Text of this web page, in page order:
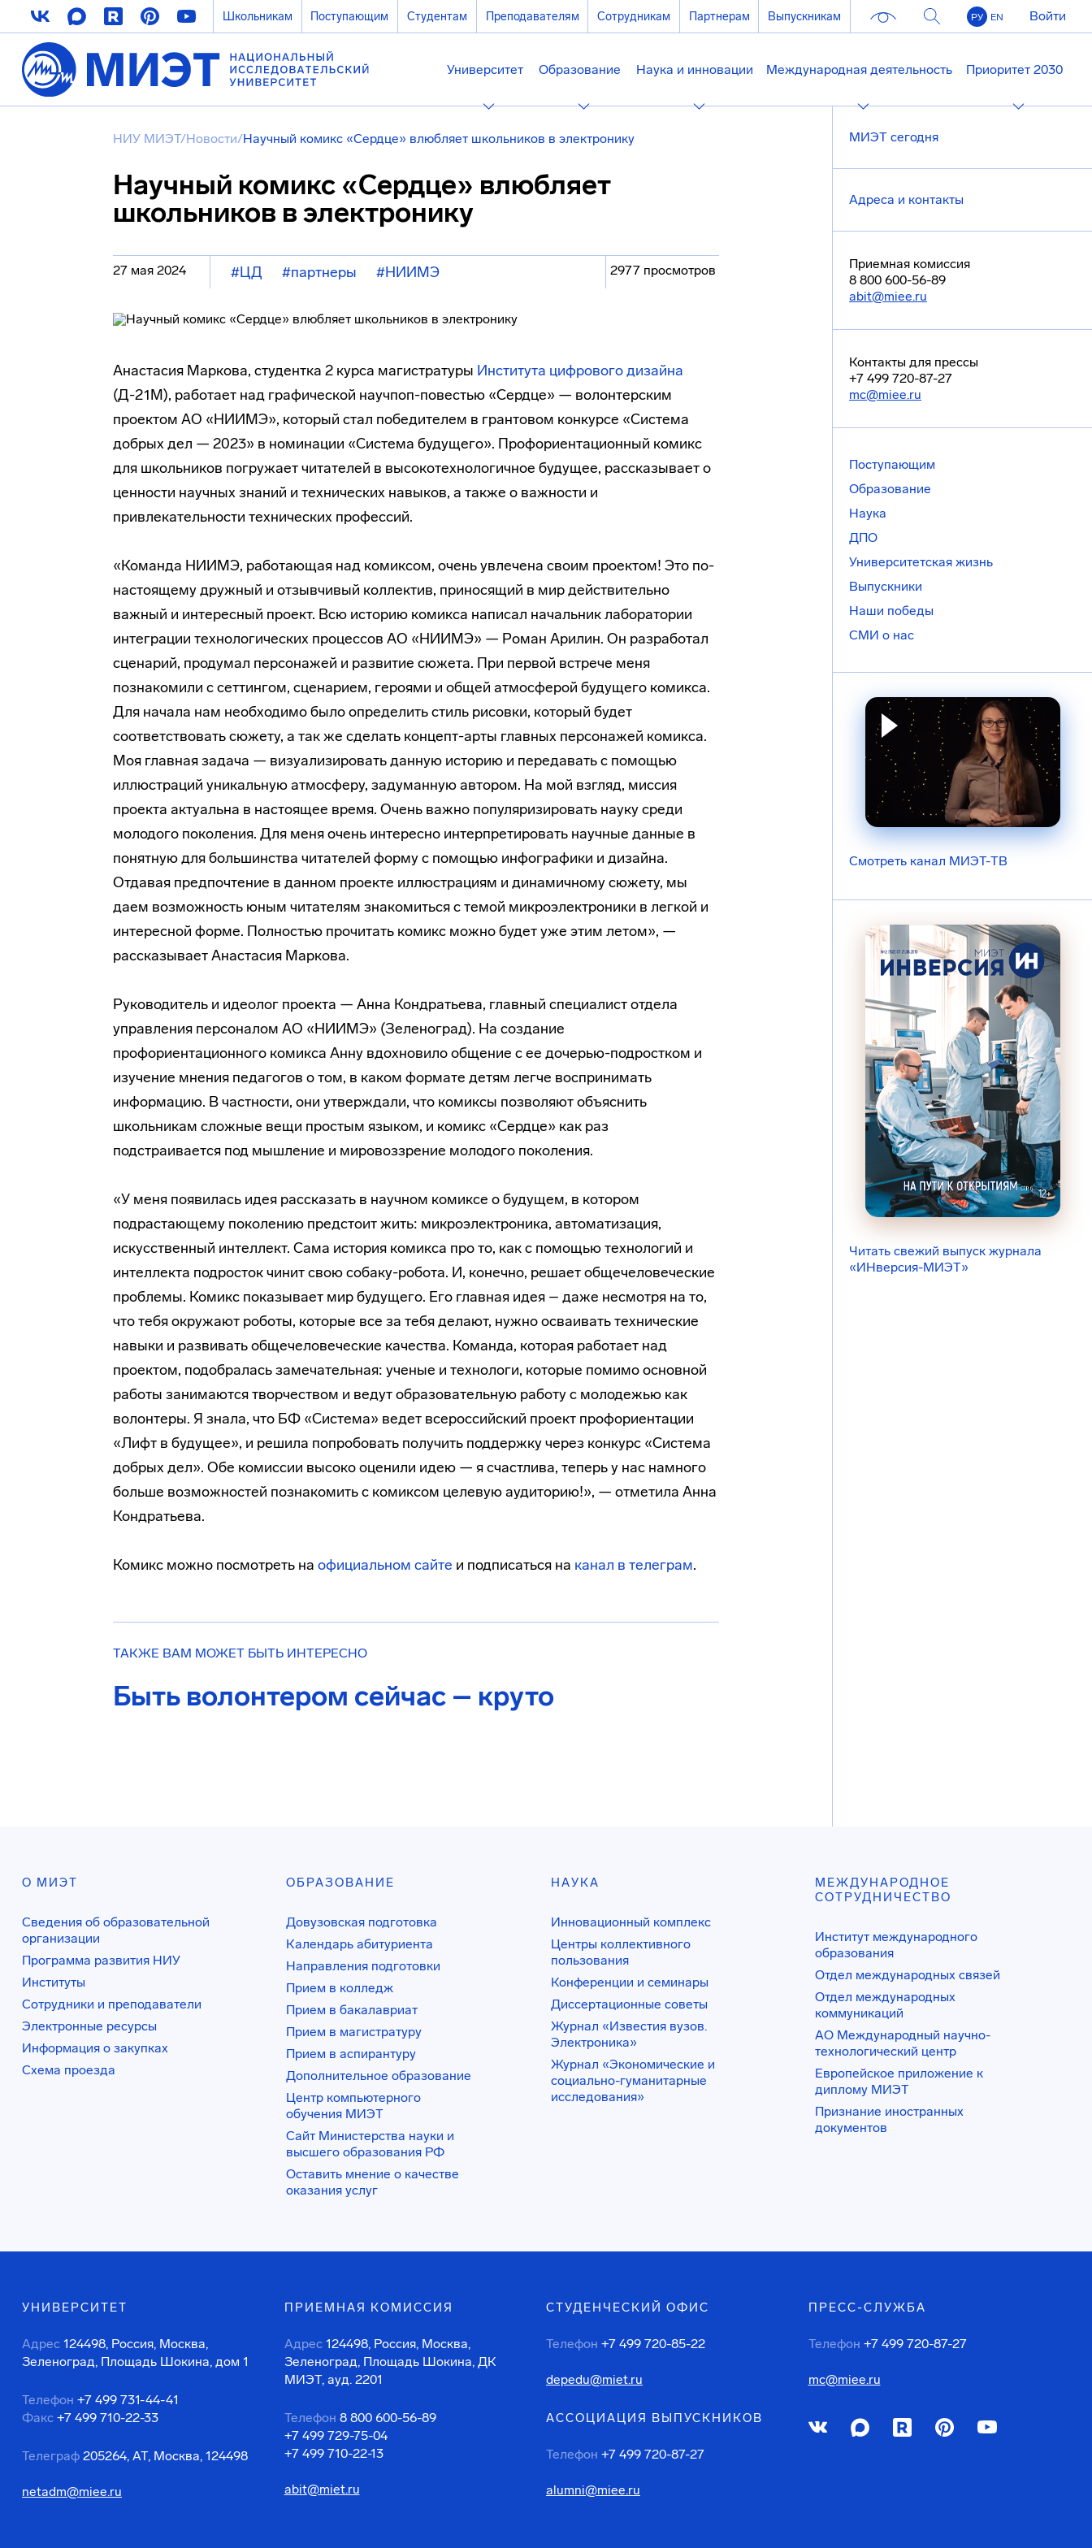
Школьникам Поступающим Студентам Преподавателям Сотрудникам Партнерам Выпускникам РУ EN Войти
Университет Образование Наука и инновации Международная деятельность Приоритет 2030
НИУ МИЭТ/Новости/Научный комикс «Сердце» влюбляет школьников в электронику
Научный комикс «Сердце» влюбляет
школьников в электронику
27 мая 2024 #ЦД #партнеры #НИИМЭ 2977 просмотров
Анастасия Маркова, студентка 2 курса магистратуры Института цифрового дизайна
(Д-21М), работает над графической научпоп-­повестью «Сердце» — волонтерским
проектом АО «НИИМЭ», который стал победителем в грантовом конкурсе «Система
добрых дел — 2023» в номинации «Система будущего». Профориентационный комикс
для школьников погружает читателей в высокотехнологичное будущее, рассказывает о
ценности научных знаний и технических навыков, а также о важности и
привлекательности технических профессий.
«Команда НИИМЭ, работающая над комиксом, очень увлечена своим проектом! Это по-
настоящему дружный и отзывчивый коллектив, приносящий в мир действительно
важный и интересный проект. Всю историю комикса написал начальник лаборатории
интеграции технологических процессов АО «НИИМЭ» — Роман Арилин. Он разработал
сценарий, продумал персонажей и развитие сюжета. При первой встрече меня
познакомили с сеттингом, сценарием, героями и общей атмосферой будущего комикса.
Для начала нам необходимо было определить стиль рисовки, который будет
соответствовать сюжету, а так же сделать концепт-арты главных персонажей комикса.
Моя главная задача — визуализировать данную историю и передавать с помощью
иллюстраций уникальную атмосферу, задуманную автором. На мой взгляд, миссия
проекта актуальна в настоящее время. Очень важно популяризировать науку среди
молодого поколения. Для меня очень интересно интерпретировать научные данные в
понятную для большинства читателей форму с помощью инфографики и дизайна.
Отдавая предпочтение в данном проекте иллюстрациям и динамичному сюжету, мы
даем возможность юным читателям знакомиться с темой микроэлектроники в легкой и
интересной форме. Полностью прочитать комикс можно будет уже этим летом», —
рассказывает Анастасия Маркова.
Руководитель и идеолог проекта — Анна Кондратьева, главный специалист отдела
управления персоналом АО «НИИМЭ» (Зеленоград). На создание
профориентационного комикса Анну вдохновило общение с ее дочерью-­подростком и
изучение мнения педагогов о том, в каком формате детям легче воспринимать
информацию. В частности, они утверждали, что комиксы позволяют объяснить
школьникам сложные вещи простым языком, и комикс «Сердце» как раз
подстраивается под мышление и мировоззрение молодого поколения.
«У меня появилась идея рассказать в научном комиксе о будущем, в котором
подрастающему поколению предстоит жить: микроэлектроника, автоматизация,
искусственный интеллект. Сама история комикса про то, как с помощью технологий и
интеллекта подросток чинит свою собаку-робота. И, конечно, решает общечеловеческие
проблемы. Комикс показывает мир будущего. Его главная идея – даже несмотря на то,
что тебя окружают роботы, которые все за тебя делают, нужно осваивать технические
навыки и развивать общечеловеческие качества. Команда, которая работает над
проектом, подобралась замечательная: ученые и технологи, которые помимо основной
работы занимаются творчеством и ведут образовательную работу с молодежью как
волонтеры. Я знала, что БФ «Система» ведет всероссийский проект профориентации
«Лифт в будущее», и решила попробовать получить поддержку через конкурс «Система
добрых дел». Обе комиссии высоко оценили идею — я счастлива, теперь у нас намного
больше возможностей познакомить с комиксом целевую аудиторию!», — отметила Анна
Кондратьева.
Комикс можно посмотреть на официальном сайте и подписаться на канал в телеграм.
ТАКЖЕ ВАМ МОЖЕТ БЫТЬ ИНТЕРЕСНО
Быть волонтером сейчас – круто
МИЭТ сегодня
Адреса и контакты
Приемная комиссия
8 800 600-56-89
abit@miee.ru
Контакты для прессы
+7 499 720-87-27
mc@miee.ru
Поступающим
Образование
Наука
ДПО
Университетская жизнь
Выпускники
Наши победы
СМИ о нас
Смотреть канал МИЭТ-ТВ
Читать свежий выпуск журнала
«ИНверсия-МИЭТ»
О МИЭТ
Сведения об образовательной
организации
Программа развития НИУ
Институты
Сотрудники и преподаватели
Электронные ресурсы
Информация о закупках
Схема проезда
ОБРАЗОВАНИЕ
Довузовская подготовка
Календарь абитуриента
Направления подготовки
Прием в колледж
Прием в бакалавриат
Прием в магистратуру
Прием в аспирантуру
Дополнительное образование
Центр компьютерного
обучения МИЭТ
Сайт Министерства науки и
высшего образования РФ
Оставить мнение о качестве
оказания услуг
НАУКА
Инновационный комплекс
Центры коллективного
пользования
Конференции и семинары
Диссертационные советы
Журнал «Известия вузов.
Электроника»
Журнал «Экономические и
социально-гуманитарные
исследования»
МЕЖДУНАРОДНОЕ
СОТРУДНИЧЕСТВО
Институт международного
образования
Отдел международных связей
Отдел международных
коммуникаций
АО Международный научно-
технологический центр
Европейское приложение к
диплому МИЭТ
Признание иностранных
документов
УНИВЕРСИТЕТ
Адрес 124498, Россия, Москва,
Зеленоград, Площадь Шокина, дом 1
Телефон +7 499 731-44-41
Факс +7 499 710-22-33
Телеграф 205264, АТ, Москва, 124498
netadm@miee.ru
ПРИЕМНАЯ КОМИССИЯ
Адрес 124498, Россия, Москва,
Зеленоград, Площадь Шокина, ДК
МИЭТ, ауд. 2201
Телефон 8 800 600-56-89
+7 499 729-75-04
+7 499 710-22-13
abit@miet.ru
СТУДЕНЧЕСКИЙ ОФИС
Телефон +7 499 720-85-22
depedu@miet.ru
АССОЦИАЦИЯ ВЫПУСКНИКОВ
Телефон +7 499 720-87-27
alumni@miee.ru
ПРЕСС-СЛУЖБА
Телефон +7 499 720-87-27
mc@miee.ru